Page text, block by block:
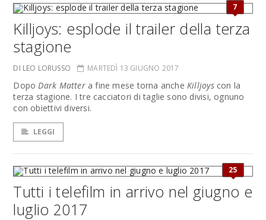
7
Killjoys: esplode il trailer della terza
stagione
DI LEO LORUSSO MARTEDÌ 13 GIUGNO 2017
DopoDark Mattera fine mese torna ancheKilljoyscon la
terza stagione. I tre cacciatori di taglie sono divisi, ognuno
con obiettivi diversi.
LEGGI
25
Tutti i telefilm in arrivo nel giugno e
luglio 2017